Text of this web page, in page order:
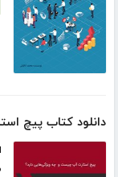
دانلود کتاب پیچ